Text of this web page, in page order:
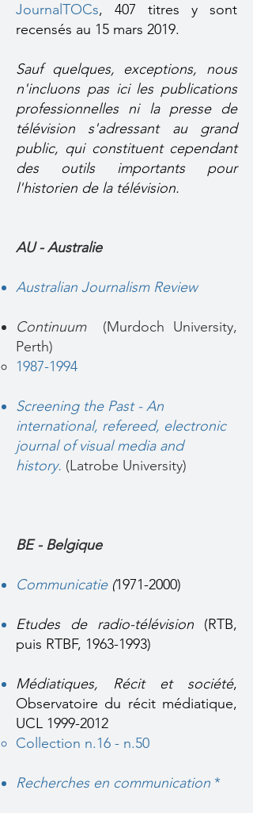
JournalTOCs, 407 titres y sont
recensés au 15 mars 2019.
Sauf quelques, exceptions, nous
n'incluons pas ici les publications
professionnelles ni la presse de
télévision s'adressant au grand
public, qui constituent cependant
des outils importants pour
l'historien de la télévision.
AU - Australie
Australian Journalism Review
Continuum (Murdoch University,
Perth)
1987-1994
Screening the Past - An
international, refereed, electronic
journal of visual media and
history. (Latrobe University)
BE - Belgique
Communicatie (1971-2000)
Etudes de radio-télévision
(RTB,
puis RTBF, 1963-1993)
Médiatiques, Récit et société,
Observatoire du récit médiatique,
UCL 1999-2012
Collection n.16 - n.50​
Recherches en communication *